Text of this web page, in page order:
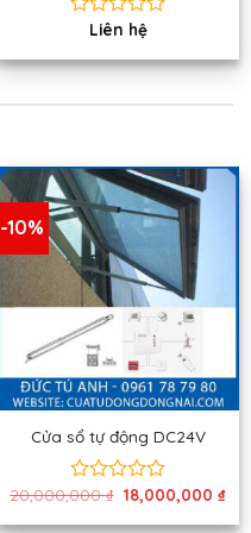
Được
hạng
5
Liên hệ
-10%
Cửa sổ tự động DC24V
Được
20,000,000₫ Giá
gốc
là:
18,000,000 ₫Giá
tại